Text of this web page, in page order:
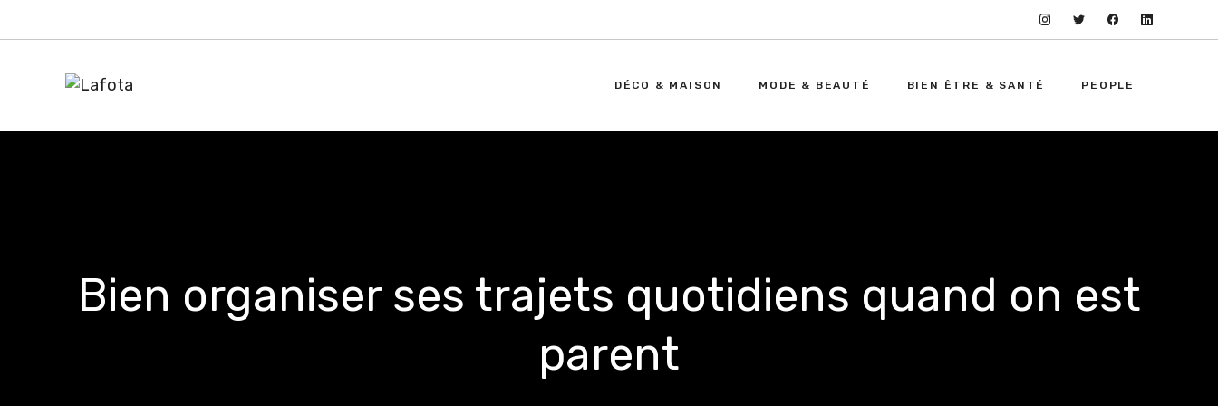
au
DÉCO & MAISON MODE & BEAUTÉ BIEN ÊTRE & SANTÉ PEOPLE
Bien organiser ses trajets quotidiens quand on est
parent